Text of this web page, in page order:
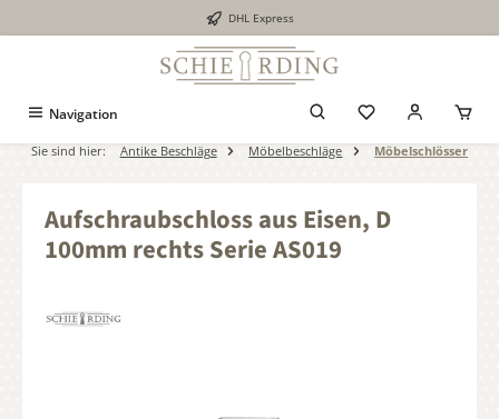
DHL Express
Navigation
Sie sind hier: Antike Beschläge Möbelbeschläge Möbelschlösser
Aufschraubschloss aus Eisen, D
100mm rechts Serie AS019